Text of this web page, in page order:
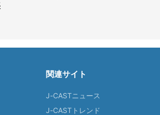
関連サイト
J-CASTニュース
J-CASTトレンド